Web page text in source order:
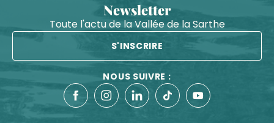
Newsletter
Toute l'actu de la Vallée de la Sarthe
S'INSCRIRE
NOUS SUIVRE :